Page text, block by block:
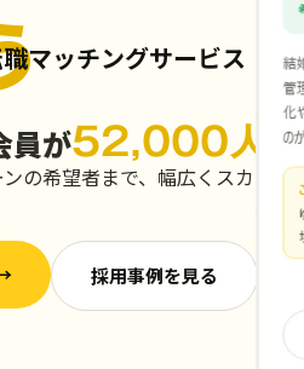
マッチングサービス
員が52,000人
の希望者まで、幅広くスカ
採用事例を見る